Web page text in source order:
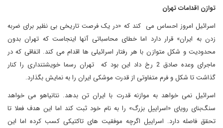
توازن اقدامات تهران
اسرائیل امروز احساس می کند که «در یک فرصت تاریخی بی نظیر برای ضربه
زدن به ایران» قرار دارد اما خطای محاسباتی آنها اینجاست که تهران بدون
محدودیت و شکل متوازن با هر رفتار اسرائیلی ها اقدام می کند. اتفاقی که در
ماجرای وعده صادق 2 رخ داد این بود که تهران رسما خویشتنداری را کنار
گذاشت تا شکل و فرم متفاوتی از قدرت موشکی ایران را به نمایش بگذارد.
اسرائیل نمی خواهد به موازنه قدرت با ایران تن بدهد. نتانیاهو می خواهد
سنگ‌بنای رویای «اسراییل بزرگ» را به نام خود ثبت کند اما این هدف فعلا تا
تحقق فاصله دارد. اسراییل اگرچه موفقیت های تاکتیکی کسب کرده اما این